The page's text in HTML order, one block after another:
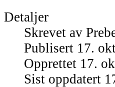
Detaljer
Skrevet av
Publisert 17.
Opprettet 17.
Sist oppdatert